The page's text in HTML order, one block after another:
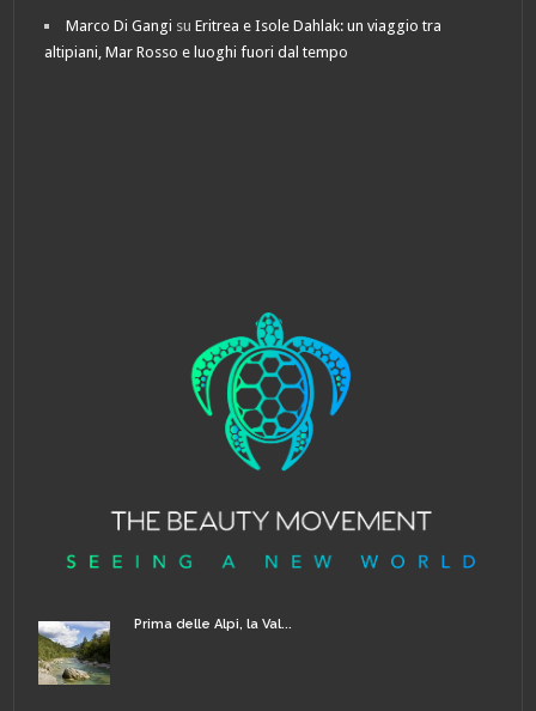
Marco Di Gangi suEritrea e Isole Dahlak: un viaggio tra
altipiani, Mar Rosso e luoghi fuori dal tempo
Prima delle Alpi, la Val...